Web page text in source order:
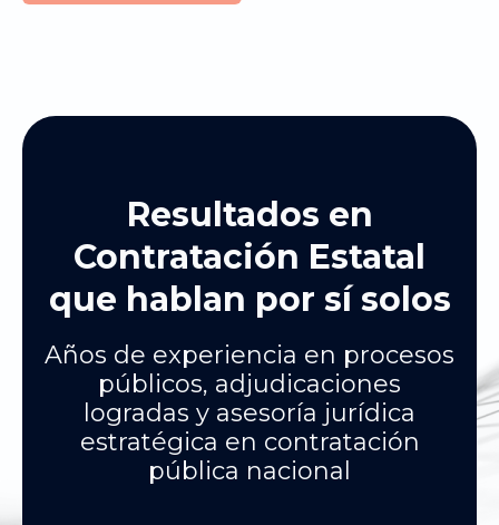
Resultados en
Contratación Estatal
que hablan por sí solos
Años de experiencia en procesos
públicos, adjudicaciones
logradas y asesoría jurídica
estratégica en contratación
pública nacional